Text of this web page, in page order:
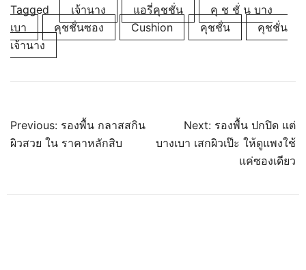
Tagged เจ้านาง แอรี่คุชชั่น
คุ ช ชั่ น บาง
เบา
คุชชั่นซอง Cushion คุชชั่น
คุชชั่น
เจ้านาง
Previous: รองพื้น กลาสสกิน
ผิวสวย ใน ราคาหลักสิบ
Next: รองพื้น ปกปิด แต่
บางเบา เสกผิวเป๊ะ ให้ดูแพงใช้
แค่ซองเดียว